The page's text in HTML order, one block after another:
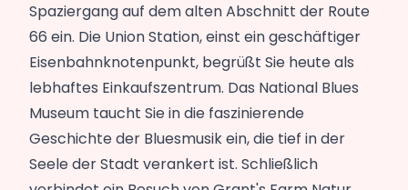
Spaziergang auf dem alten Abschnitt der Route
66 ein. Die Union Station, einst ein geschäftiger
Eisenbahnknotenpunkt, begrüßt Sie heute als
lebhaftes Einkaufszentrum. Das National Blues
Museum taucht Sie in die faszinierende
Geschichte der Bluesmusik ein, die tief in der
Seele der Stadt verankert ist. Schließlich